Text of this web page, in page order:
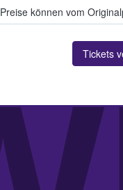
Preise können vom
Tickets